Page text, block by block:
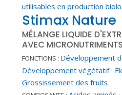
utilisables en production
Stimax Nature
MÉLANGE LIQUIDE
AVEC MICRONUTRIMENTS
FONCTIONS : Développement
Développement végétatif·
Grossissement des fruits